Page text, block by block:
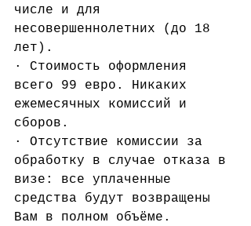
числе и для
несовершеннолетних (до 18
лет).
· Стоимость оформления
всего 99 евро. Никаких
ежемесячных комиссий и
сборов.
· Отсутствие комиссии за
обработку в случае отказа в
визе: все уплаченные
средства будут возвращены
Вам в полном объёме.